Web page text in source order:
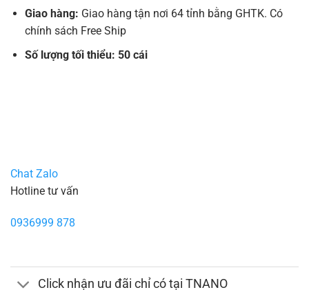
Giao hàng: Giao hàng tận nơi 64 tỉnh bằng GHTK. Có
chính sách Free Ship
Số lượng tối thiểu: 50 cái
Chat Zalo
Hotline tư vấn
0936999 878
Click nhận ưu đãi chỉ có tại TNANO